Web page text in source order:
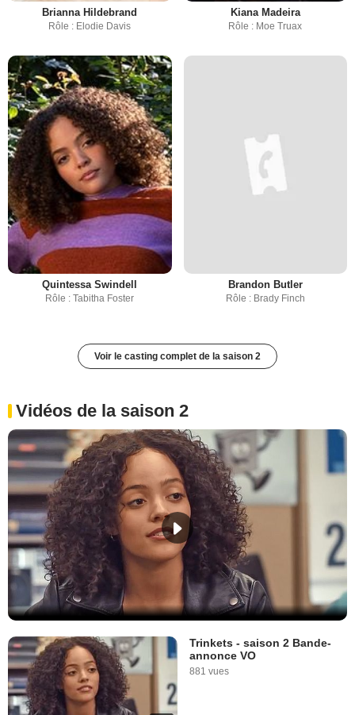
Brianna Hildebrand
Rôle : Elodie Davis
Kiana Madeira
Rôle : Moe Truax
Quintessa Swindell
Rôle : Tabitha Foster
Brandon Butler
Rôle : Brady Finch
Voir le casting complet de la saison 2
Vidéos de la saison 2
Trinkets - saison 2 Bande-
annonce VO
881 vues